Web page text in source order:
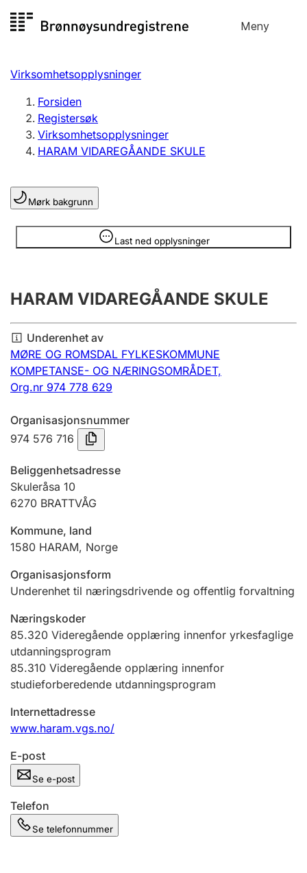
til
Meny
Registersøk
Aksjeselskap
Enkeltpersonforetak
Registrere, endre, slette
Lag og forening
Registrere, endre, slette
Årsregnskap
Innsending og forsinkelsesgebyr
Betaling og jegeravgiftskort
Offentlig sektor
Andre tema
Virksomhetsopplysninger
Forsiden
Registersøk
Virksomhetsopplysninger
HARAM VIDAREGÅANDE SKULE
Mørk bakgrunn
Last ned opplysninger
Opplysninger er skjult
HARAM VIDAREGÅANDE SKULE
Underenhet av
MØRE OG ROMSDAL FYLKESKOMMUNE
KOMPETANSE- OG NÆRINGSOMRÅDET,
Org.nr 974 778 629
Organisasjonsnummer
974 576 716
Beliggenhetsadresse
Skuleråsa 10
6270 BRATTVÅG
Kommune, land
1580 HARAM, Norge
Organisasjonsform
Underenhet til næringsdrivende og offentlig forvaltning
Næringskoder
85.320 Videregående opplæring innenfor yrkesfaglige
utdanningsprogram
85.310 Videregående opplæring innenfor
studieforberedende utdanningsprogram
Internettadresse
www.haram.vgs.no/
E-post
Se e-post
Telefon
Se telefonnummer